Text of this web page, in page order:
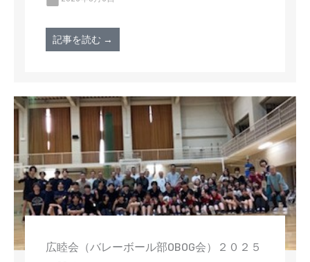
記事を読む →
広睦会（バレーボール部OBOG会）２０２５